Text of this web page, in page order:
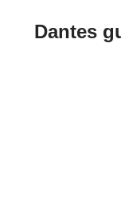
Dantes